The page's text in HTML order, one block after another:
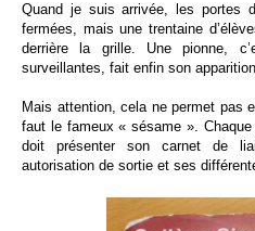
Quand je suis arrivée, les portes
fermées, mais une trentaine
derrière la grille. Une pionne,
surveillantes, fait enfin son
Mais attention, cela ne permet pas
faut le fameux « sésame ».
doit présenter son carnet de
autorisation de sortie et ses